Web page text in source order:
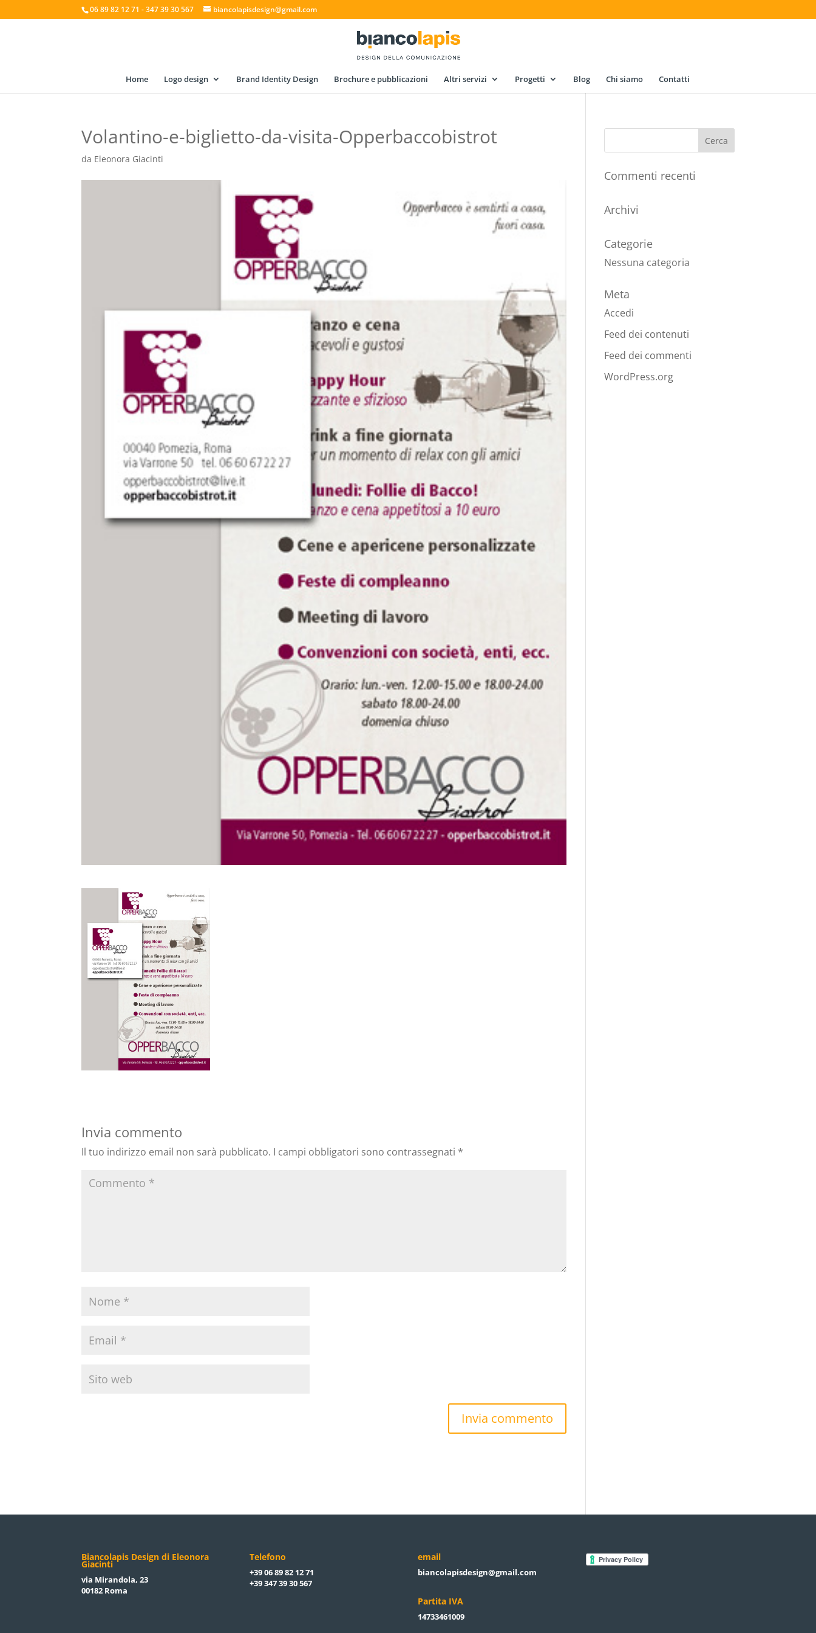
06 89 82 12 71 - 347 39 30 567 biancolapisdesign@gmail.com
Home Logo design Brand Identity Design Brochure e pubblicazioni Altri servizi Progetti Blog Chi siamo Contatti
Volantino-e-biglietto-da-visita-Opperbaccobistrot
da Eleonora Giacinti
Invia commento
Il tuo indirizzo email non sarà pubblicato. I campi obbligatori sono contrassegnati *
Commenti recenti
Archivi
Categorie
Nessuna categoria
Meta
Accedi
Feed dei contenuti
Feed dei commenti
WordPress.org
Biancolapis Design di Eleonora
Giacinti
via Mirandola, 23
00182 Roma
Telefono
+39 06 89 82 12 71
+39 347 39 30 567
email
biancolapisdesign@gmail.com
Partita IVA
14733461009